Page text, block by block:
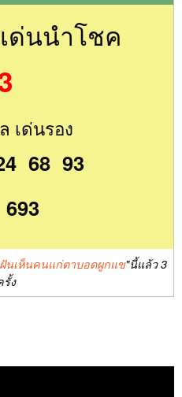
ด่นนำโชค
เด่นรอง
68 93
นเห็นคนแก่ตาบอดผูกแข"นี้แล้ว 3
รั้ง